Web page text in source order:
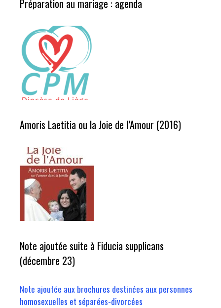
Préparation au mariage : agenda
Amoris Laetitia ou la Joie de l’Amour (2016)
Note ajoutée suite à Fiducia supplicans
(décembre 23)
Note ajoutée aux brochures destinées aux personnes
homosexuelles et séparées-divorcées